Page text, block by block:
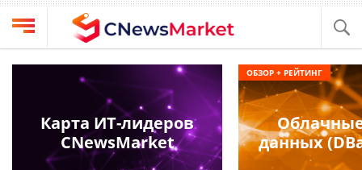
Выбрать
провайдера
Компании
CNews
Конференции
Техника
Карта ИТ-лидеров
CNewsMarket
данных
ОБЗОР + РЕЙТИНГ